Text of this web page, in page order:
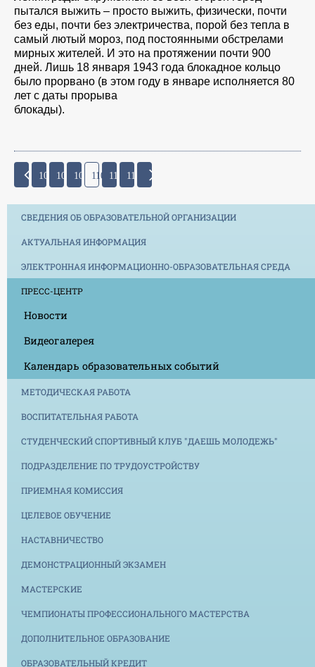
пытался выжить – просто выжить, физически, почти
без еды, почти без электричества, порой без тепла в
самый лютый мороз, под постоянными обстрелами
мирных жителей. И это на протяжении почти 900
дней. Лишь 18 января 1943 года блокадное кольцо
было прорвано (в этом году в январе исполняется 80
лет с даты прорыва
блокады).
107 108 109 110 111 112
СВЕДЕНИЯ ОБ ОБРАЗОВАТЕЛЬНОЙ ОРГАНИЗАЦИИ
АКТУАЛЬНАЯ ИНФОРМАЦИЯ
ЭЛЕКТРОННАЯ ИНФОРМАЦИОННО-ОБРАЗОВАТЕЛЬНАЯ СРЕДА
ПРЕСС-ЦЕНТР
Новости
Видеогалерея
Календарь образовательных событий
МЕТОДИЧЕСКАЯ РАБОТА
ВОСПИТАТЕЛЬНАЯ РАБОТА
СТУДЕНЧЕСКИЙ СПОРТИВНЫЙ КЛУБ "ДАЕШЬ МОЛОДЕЖЬ"
ПОДРАЗДЕЛЕНИЕ ПО ТРУДОУСТРОЙСТВУ
ПРИЕМНАЯ КОМИССИЯ
ЦЕЛЕВОЕ ОБУЧЕНИЕ
НАСТАВНИЧЕСТВО
ДЕМОНСТРАЦИОННЫЙ ЭКЗАМЕН
МАСТЕРСКИЕ
ЧЕМПИОНАТЫ ПРОФЕССИОНАЛЬНОГО МАСТЕРСТВА
ДОПОЛНИТЕЛЬНОЕ ОБРАЗОВАНИЕ
ОБРАЗОВАТЕЛЬНЫЙ КРЕДИТ